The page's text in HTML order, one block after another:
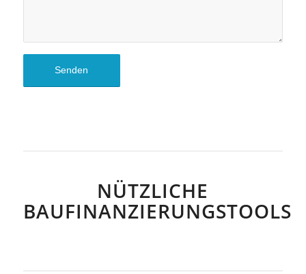
NÜTZLICHE
BAUFINANZIERUNGSTOOLS